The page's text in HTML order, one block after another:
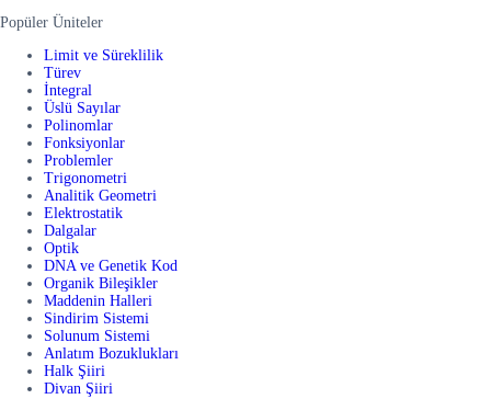
Popüler Üniteler
Limit ve Süreklilik
Türev
İntegral
Üslü Sayılar
Polinomlar
Fonksiyonlar
Problemler
Trigonometri
Analitik Geometri
Elektrostatik
Dalgalar
Optik
DNA ve Genetik Kod
Organik Bileşikler
Maddenin Halleri
Sindirim Sistemi
Solunum Sistemi
Anlatım Bozuklukları
Halk Şiiri
Divan Şiiri